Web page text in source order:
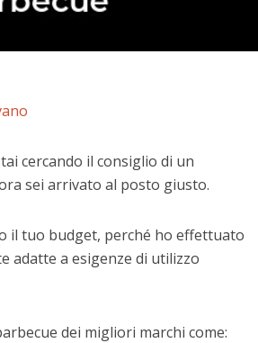
cercando il consiglio di un
sei arrivato al posto giusto.
il tuo budget, perché ho effettuato
adatte a esigenze di utilizzo
dei migliori marchi come: